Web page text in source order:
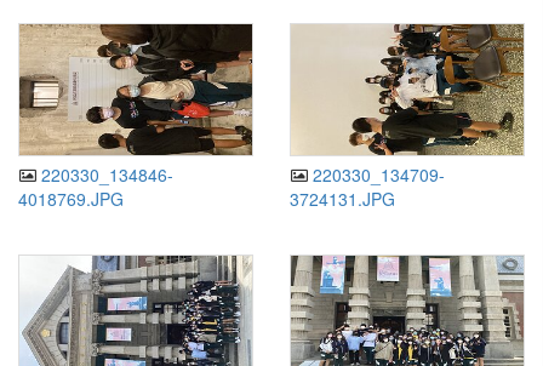
220330_134846-
4018769.JPG
220330_134709-
3724131.JPG